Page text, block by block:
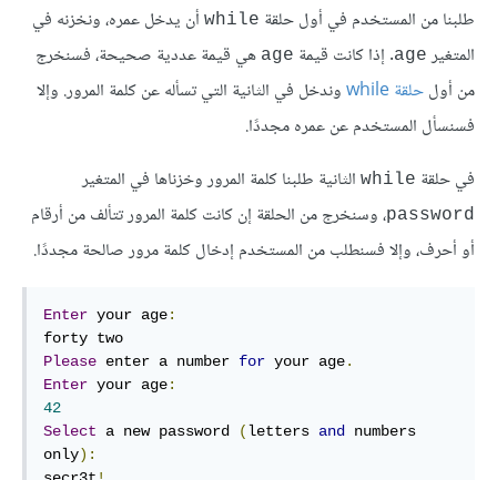
طلبنا من المستخدم في أول حلقة while أن يدخل عمره، ونخزنه في
المتغير age. إذا كانت قيمة age هي قيمة عددية صحيحة، فسنخرج
من أولحلقة while
وندخل في الثانية التي تسأله عن كلمة المرور. وإلا
فسنسأل المستخدم عن عمره مجددًا.
في حلقة while الثانية طلبنا كلمة المرور وخزناها في المتغير
password، وسنخرج من الحلقة إن كانت كلمة المرور تتألف من أرقام
أو أحرف، وإلا فسنطلب من المستخدم إدخال كلمة مرور صالحة مجددًا.
Enter your age:
Please enter a number for your age.
Enter your age:
42
Select a new password (letters and
numbers
only):